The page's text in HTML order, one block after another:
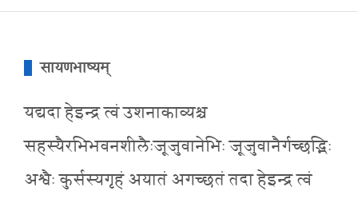
सायणभाष्यम्
यद्यदा हेइन्द्र त्वं उशनाकाव्यश्च
सहस्यैरभिभवनशीलैःजूजुवानेभिः जूजुवानैर्गच्छद्भिः
अश्वैः कुर्सस्यगृहं अयातं अगच्छतं तदा हेइन्द्र त्वं